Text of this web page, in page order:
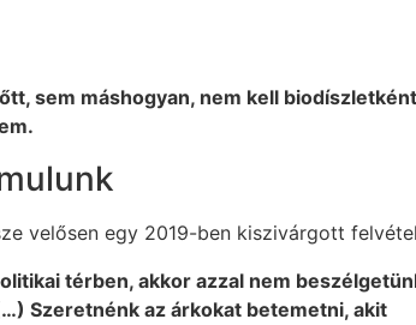
sem máshogyan, nem kell biodíszletként
velősen egy 2019-ben kiszivárgott
térben, akkor azzal nem
Szeretnénk az árkokat betemetni, akit